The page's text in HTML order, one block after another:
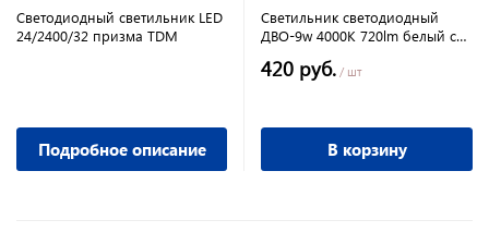
Светодиодный светильник LED
24/2400/32 призма TDM
Подробное описание
Светильник светодиодный
ДВО-9w 4000К 720lm белый с
диамером
420 руб. / шт
В корзину